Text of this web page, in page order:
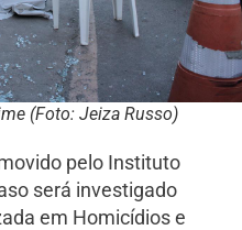
(Foto: Jeiza Russo)
pelo Instituto
será investigado
em Homicídios e